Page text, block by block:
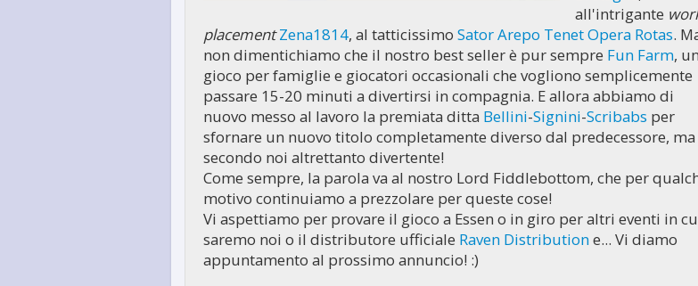
all'intrigante
placement Zena1814, al tatticissimo Sator Arepo Tenet Opera Rotas.
non dimentichiamo che il nostro best seller è pur sempre Fun Farm, un
gioco per famiglie e giocatori occasionali che vogliono semplicemente
passare 15-20 minuti a divertirsi in compagnia. E allora abbiamo di
nuovo messo al lavoro la premiata ditta Bellini-Signini-Scribabs per
sfornare un nuovo titolo completamente diverso dal predecessore, ma
secondo noi altrettanto divertente!
Come sempre, la parola va al nostro Lord Fiddlebottom, che per
motivo continuiamo a prezzolare per queste cose!
Vi aspettiamo per provare il gioco a Essen o in giro per altri eventi in
saremo noi o il distributore ufficiale Raven Distributione... Vi diamo
appuntamento al prossimo annuncio! :)